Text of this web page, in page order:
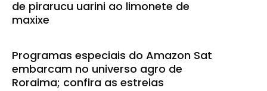
de pirarucu uarini ao limonete de
maxixe
Programas especiais do Amazon Sat
embarcam no universo agro de
Roraima; confira as estreias